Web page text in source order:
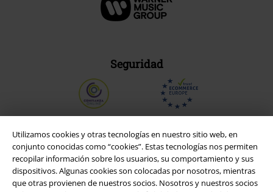
Utilizamos cookies y otras tecnologías en nuestro sitio web, en
conjunto conocidas como “cookies”. Estas tecnologías nos permiten
recopilar información sobre los usuarios, su comportamiento y sus
dispositivos. Algunas cookies son colocadas por nosotros, mientras
que otras provienen de nuestros socios. Nosotros y nuestros socios
Seguridad